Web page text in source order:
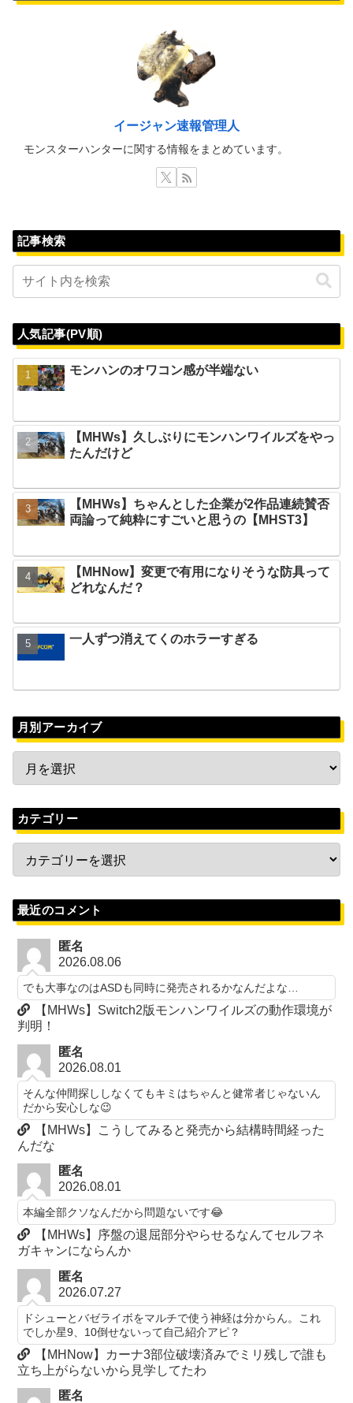
イージャン速報管理人
モンスターハンターに関する情報をまとめています。
記事検索
人気記事(PV順)
モンハンのオワコン感が半端ない
【MHWs】久しぶりにモンハンワイルズをやっ
たんだけど
【MHWs】ちゃんとした企業が2作品連続賛否
両論って純粋にすごいと思うの【MHST3】
【MHNow】変更で有用になりそうな防具って
どれなんだ？
一人ずつ消えてくのホラーすぎる
月別アーカイブ
カテゴリー
最近のコメント
匿名
2026.08.06
でも大事なのはASDも同時に発売されるかなんだよな…
【MHWs】Switch2版モンハンワイルズの動作環境が
判明！
匿名
2026.08.01
そんな仲間探ししなくてもキミはちゃんと健常者じゃないん
だから安心しな😉
【MHWs】こうしてみると発売から結構時間経った
んだな
匿名
2026.08.01
本編全部クソなんだから問題ないです😂
【MHWs】序盤の退屈部分やらせるなんてセルフネ
ガキャンにならんか
匿名
2026.07.27
ドシューとバゼライボをマルチで使う神経は分からん。これ
でしか星9、10倒せないって自己紹介アピ？
【MHNow】カーナ3部位破壊済みでミリ残しで誰も
立ち上がらないから見学してたわ
匿名